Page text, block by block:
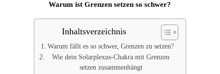
Warum ist Grenzen setzen so schwer?
Inhaltsverzeichnis
Warum fällt es so schwer, Grenzen zu setzen?
Wie dein Solarplexus-Chakra mit Grenzen
setzen zusammenhängt